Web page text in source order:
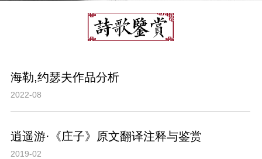
海勒,约瑟夫作品分析
2022-08
逍遥游·《庄子》原文翻译注释与鉴赏
2019-02